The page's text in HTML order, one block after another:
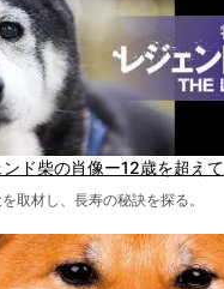
ンド柴の肖像ー12歳を超えて
取材し、長寿の秘訣を探る。